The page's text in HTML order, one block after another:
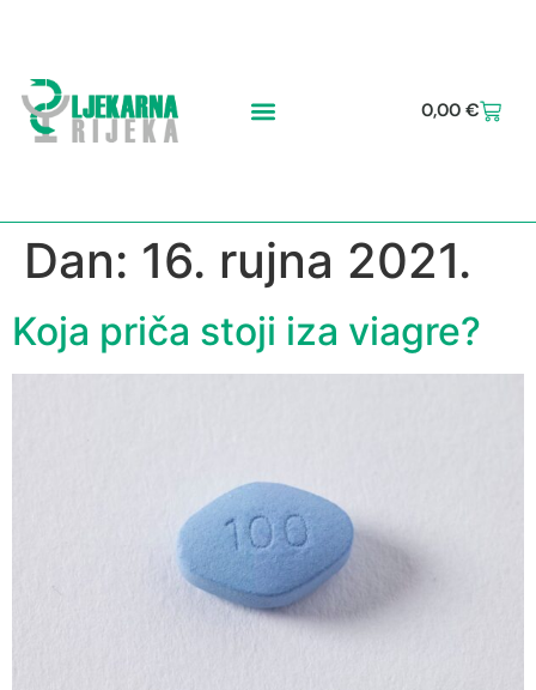
0,00 €
Dan: 16. rujna 2021.
Koja priča stoji iza viagre?